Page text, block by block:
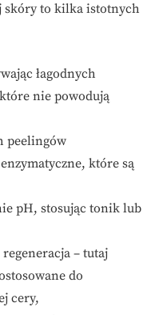
skóry to kilka istotnych
łagodnych
nie powodują
peelingów
które są
pH, stosując tonik lub
– tutaj
do
cery,